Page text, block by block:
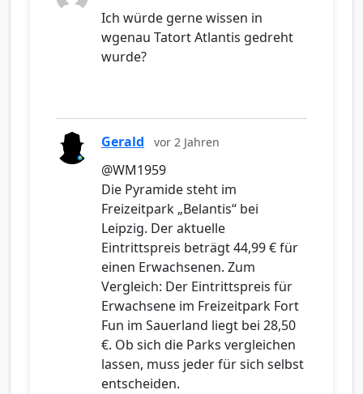
Ich würde gerne wissen in
wgenau Tatort Atlantis gedreht
wurde?
Gerald vor 2 Jahren
@WM1959
Die Pyramide steht im
Freizeitpark „Belantis“ bei
Leipzig. Der aktuelle
Eintrittspreis beträgt 44,99 € für
einen Erwachsenen. Zum
Vergleich: Der Eintrittspreis für
Erwachsene im Freizeitpark Fort
Fun im Sauerland liegt bei 28,50
€. Ob sich die Parks vergleichen
lassen, muss jeder für sich selbst
entscheiden.